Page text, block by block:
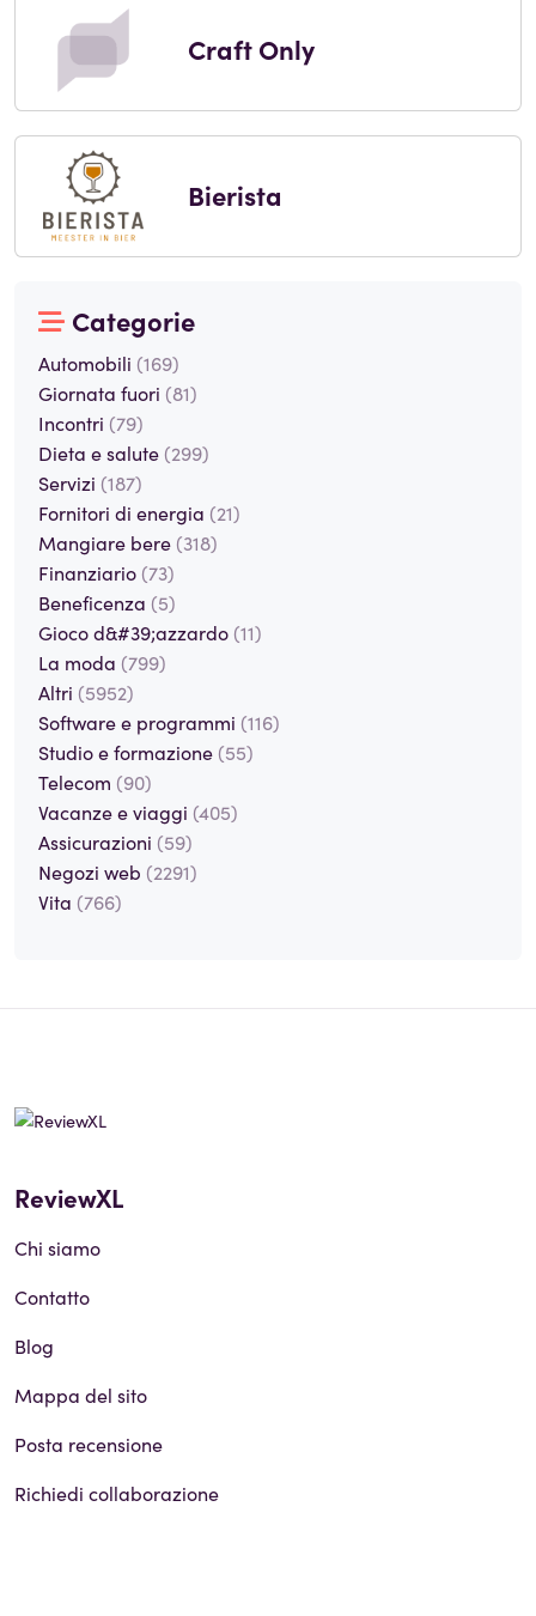
Craft Only
Bierista
Categorie
Automobili (169)
Giornata fuori (81)
Incontri (79)
Dieta e salute (299)
Servizi (187)
Fornitori di energia (21)
Mangiare bere (318)
Finanziario (73)
Beneficenza (5)
Gioco d&#39;azzardo (11)
La moda (799)
Altri (5952)
Software e programmi (116)
Studio e formazione (55)
Telecom (90)
Vacanze e viaggi (405)
Assicurazioni (59)
Negozi web (2291)
Vita (766)
ReviewXL
Chi siamo
Contatto
Blog
Mappa del sito
Posta recensione
Richiedi collaborazione